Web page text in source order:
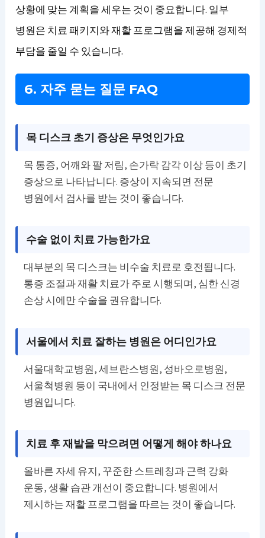
상황에 맞는 계획을 세우는 것이 중요합니다. 일부
병원은 치료 패키지와 재활 프로그램을 제공해 경제적
부담을 줄일 수 있습니다.
6. 자주 묻는 질문 FAQ
목 디스크 초기 증상은 무엇인가요
목 통증, 어깨와 팔 저림, 손가락 감각 이상 등이 초기
증상으로 나타납니다. 증상이 지속되면 전문
병원에서 검사를 받는 것이 좋습니다.
수술 없이 치료 가능한가요
대부분의 목 디스크는 비수술 치료로 호전됩니다.
통증 조절과 재활 치료가 주로 시행되며, 심한 신경
손상 시에만 수술을 권유합니다.
서울에서 치료 잘하는 병원은 어디인가요
서울대학교병원, 세브란스병원, 성바오로병원,
서울척병원 등이 국내에서 인정받는 목 디스크 전문
병원입니다.
치료 후 재발을 막으려면 어떻게 해야 하나요
올바른 자세 유지, 꾸준한 스트레칭과 근력 강화
운동, 생활 습관 개선이 중요합니다. 병원에서
제시하는 재활 프로그램을 따르는 것이 좋습니다.